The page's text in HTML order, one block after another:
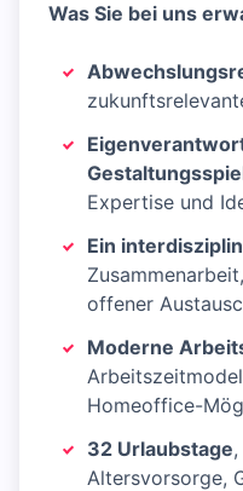
Was Sie bei uns
Expertise und
Ein
offener
Moderne
Homeoffice-
32 Urlaubstage
Altersvorsorge,